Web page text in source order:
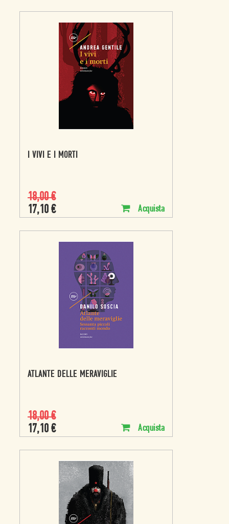
I VIVI E I MORTI
18,00€
17,10 € Acquista
ATLANTE DELLE MERAVIGLIE
18,00€
17,10 € Acquista